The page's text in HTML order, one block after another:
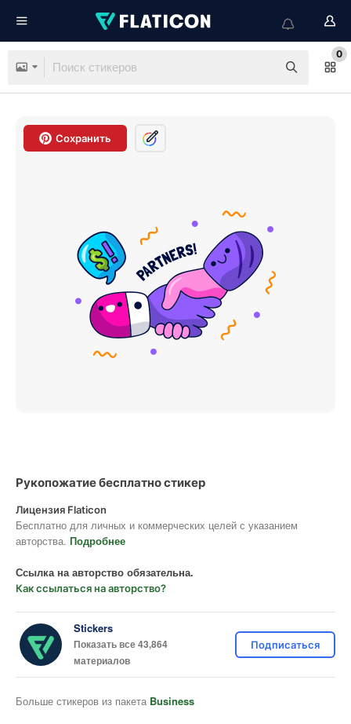
0
Сохранить
Рукопожатие бесплатно стикер
Лицензия Flaticon
Бесплатно для личных и коммерческих целей с указанием
авторства. Подробнее
Ссылка на авторство обязательна.
Как ссылаться на авторство?
Stickers
Показать все 43,864
материалов
Подписаться
Больше стикеров из пакета Business